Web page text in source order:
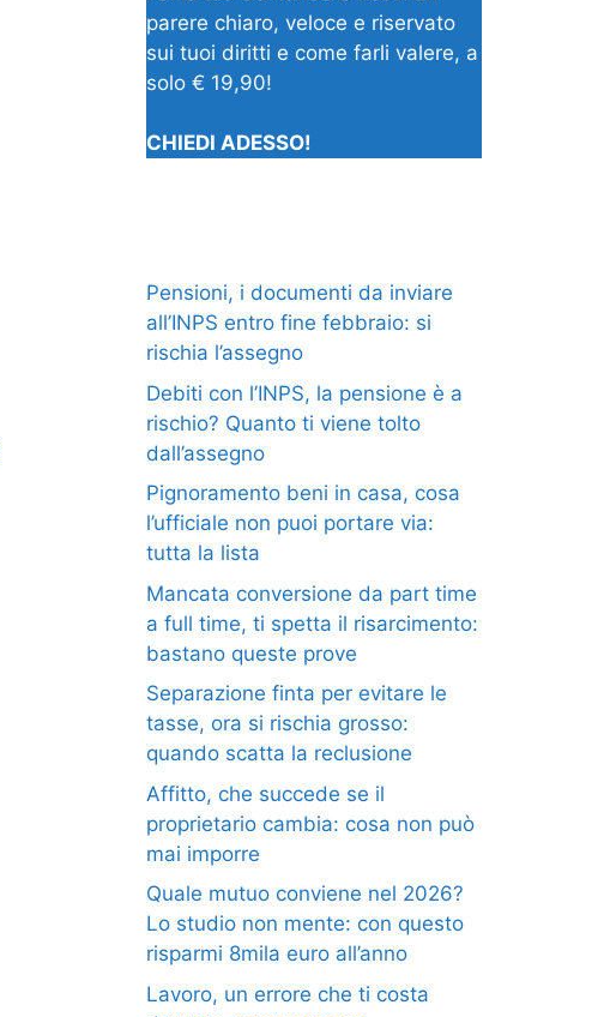
parere chiaro, veloce e riservato
sui tuoi diritti e come farli valere, a
solo € 19,90!
CHIEDI ADESSO!
Pensioni, i documenti da inviare
all’INPS entro fine febbraio: si
rischia l’assegno
Debiti con l’INPS, la pensione è a
rischio? Quanto ti viene tolto
dall’assegno
Pignoramento beni in casa, cosa
l’ufficiale non puoi portare via:
tutta la lista
Mancata conversione da part time
a full time, ti spetta il risarcimento:
bastano queste prove
Separazione finta per evitare le
tasse, ora si rischia grosso:
quando scatta la reclusione
Affitto, che succede se il
proprietario cambia: cosa non può
mai imporre
Quale mutuo conviene nel 2026?
Lo studio non mente: con questo
risparmi 8mila euro all’anno
Lavoro, un errore che ti costa